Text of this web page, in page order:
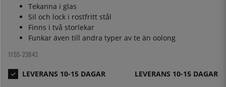
Tekanna i glas
Sil och lock i rostfritt stål
Finns i två storlekar
Funkar även till andra typer av te än oolong
1155-23843
LEVERANS 10-15 DAGAR